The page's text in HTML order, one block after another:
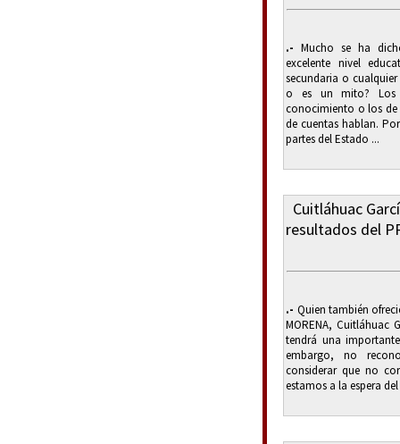
.- Mucho se ha
excelente nivel
secundaria o
o es un mito? Los
conocimiento o los de
de cuentas hablan.
partes del Estado ...
Cuitláhuac
resultados del
.- Quien también
MORENA, Cuitláhuac
tendrá una
embargo, no
considerar que no
estamos a la espera